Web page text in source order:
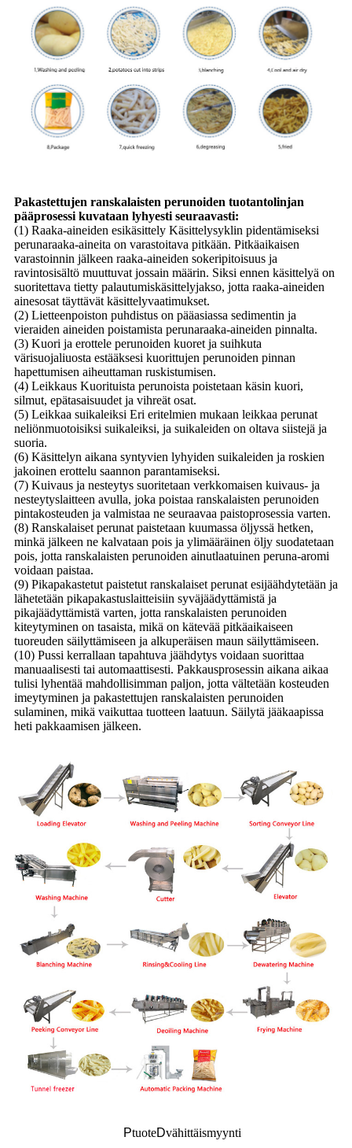
Pakastettujen ranskalaisten perunoiden tuotantolinjan
pääprosessi kuvataan lyhyesti seuraavasti:
(1) Raaka-aineiden esikäsittely Käsittelysyklin pidentämiseksi
perunaraaka-aineita on varastoitava pitkään. Pitkäaikaisen
varastoinnin jälkeen raaka-aineiden sokeripitoisuus ja
ravintosisältö muuttuvat jossain määrin. Siksi ennen käsittelyä on
suoritettava tietty palautumiskäsittelyjakso, jotta raaka-aineiden
ainesosat täyttävät käsittelyvaatimukset.
(2) Lietteenpoiston puhdistus on pääasiassa sedimentin ja
vieraiden aineiden poistamista perunaraaka-aineiden pinnalta.
(3) Kuori ja erottele perunoiden kuoret ja suihkuta
värisuojaliuosta estääksesi kuorittujen perunoiden pinnan
hapettumisen aiheuttaman ruskistumisen.
(4) Leikkaus Kuorituista perunoista poistetaan käsin kuori,
silmut, epätasaisuudet ja vihreät osat.
(5) Leikkaa suikaleiksi Eri eritelmien mukaan leikkaa perunat
neliönmuotoisiksi suikaleiksi, ja suikaleiden on oltava siistejä ja
suoria.
(6) Käsittelyn aikana syntyvien lyhyiden suikaleiden ja roskien
jakoinen erottelu saannon parantamiseksi.
(7) Kuivaus ja nesteytys suoritetaan verkkomaisen kuivaus- ja
nesteytyslaitteen avulla, joka poistaa ranskalaisten perunoiden
pintakosteuden ja valmistaa ne seuraavaa paistoprosessia varten.
(8) Ranskalaiset perunat paistetaan kuumassa öljyssä hetken,
minkä jälkeen ne kalvataan pois ja ylimääräinen öljy suodatetaan
pois, jotta ranskalaisten perunoiden ainutlaatuinen peruna-aromi
voidaan paistaa.
(9) Pikapakastetut paistetut ranskalaiset perunat esijäähdytetään ja
lähetetään pikapakastuslaitteisiin syväjäädyttämistä ja
pikajäädyttämistä varten, jotta ranskalaisten perunoiden
kiteytyminen on tasaista, mikä on kätevää pitkäaikaiseen
tuoreuden säilyttämiseen ja alkuperäisen maun säilyttämiseen.
(10) Pussi kerrallaan tapahtuva jäähdytys voidaan suorittaa
manuaalisesti tai automaattisesti. Pakkausprosessin aikana aikaa
tulisi lyhentää mahdollisimman paljon, jotta vältetään kosteuden
imeytyminen ja pakastettujen ranskalaisten perunoiden
sulaminen, mikä vaikuttaa tuotteen laatuun. Säilytä jääkaapissa
heti pakkaamisen jälkeen.
PtuoteDvähittäismyynti